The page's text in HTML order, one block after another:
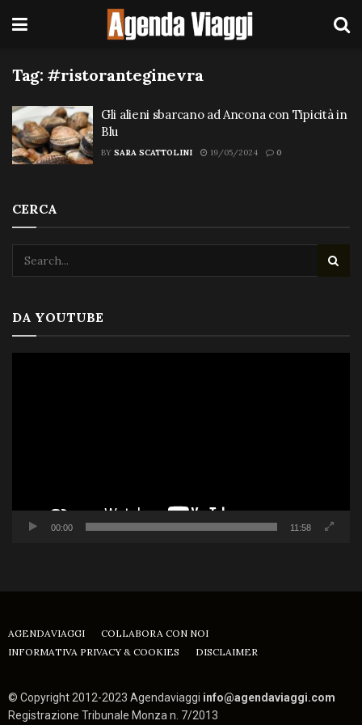
Tag: #ristoranteginevra
Gli alieni sbarcano ad Ancona con Tipicità in
Blu
BY SARA SCATTOLINI 19/05/2024 0
CERCA
DA YOUTUBE
00:00 11:58
AGENDAVIAGGI
COLLABORA CON NOI
INFORMATIVA PRIVACY & COOKIES
DISCLAIMER
© Copyright 2012-2023 Agendaviaggi info@agendaviaggi.com
Registrazione Tribunale Monza n. 7/2013